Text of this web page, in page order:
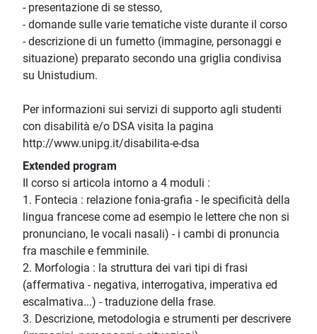
- presentazione di se stesso,
- domande sulle varie tematiche viste durante il corso
- descrizione di un fumetto (immagine, personaggi e
situazione) preparato secondo una griglia condivisa
su Unistudium.
Per informazioni sui servizi di supporto agli studenti
con disabilità e/o DSA visita la pagina
http://www.unipg.it/disabilita-e-dsa
Extended program
Il corso si articola intorno a 4 moduli :
1. Fontecia : relazione fonia-grafia - le specificità della
lingua francese come ad esempio le lettere che non si
pronunciano, le vocali nasali) - i cambi di pronuncia
fra maschile e femminile.
2. Morfologia : la struttura dei vari tipi di frasi
(affermativa - negativa, interrogativa, imperativa ed
escalmativa...) - traduzione della frase.
3. Descrizione, metodologia e strumenti per descrivere